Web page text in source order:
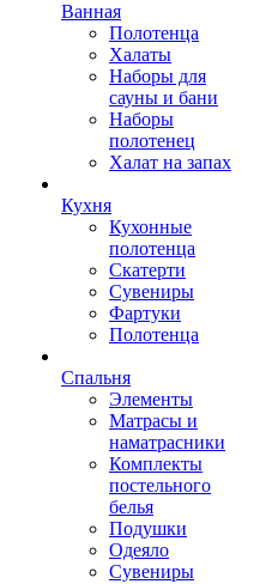
Ванная
Полотенца
Халаты
Наборы для
сауны и бани
Наборы
полотенец
Халат на запах
Кухня
Кухонные
полотенца
Скатерти
Сувениры
Фартуки
Полотенца
Спальня
Элементы
Матрасы и
наматрасники
Комплекты
постельного
белья
Подушки
Одеяло
Сувениры